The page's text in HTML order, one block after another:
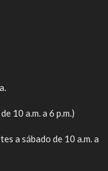
10 a.m. a 6 p.m.)
a sábado de 10 a.m. a